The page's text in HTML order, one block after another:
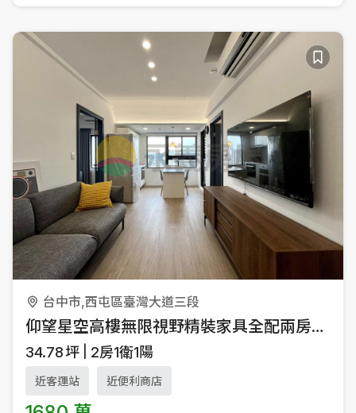
台中市,西屯區臺灣大道三段
仰望星空高樓無限視野精裝家具全配兩房平車
34.78坪 2房1衛1陽
近客運站 近便利商店